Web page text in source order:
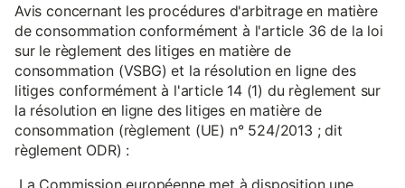
Avis concernant les procédures d'arbitrage en matière
de consommation conformément à l'article 36 de la loi
sur le règlement des litiges en matière de
consommation (VSBG) et la résolution en ligne des
litiges conformément à l'article 14 (1) du règlement sur
la résolution en ligne des litiges en matière de
consommation (règlement (UE) n° 524/2013 ; dit
règlement ODR) :
La Commission européenne met à disposition une